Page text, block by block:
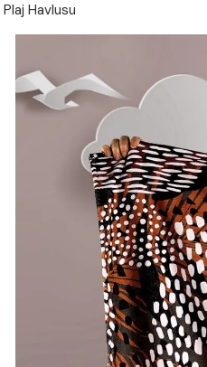
Plaj Havlusu